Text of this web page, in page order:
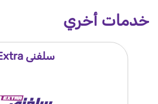
خدمات أخري
سلفنى Extra